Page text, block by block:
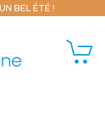
BEL ÉTÉ !